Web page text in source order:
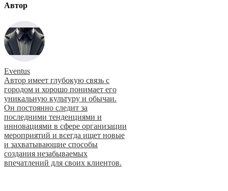
Автор
Eventus
Автор имеет глубокую связь с
городом и хорошо понимает его
уникальную культуру и обычаи.
Он постоянно следит за
последними тенденциями и
инновациями в сфере организации
мероприятий и всегда ищет новые
и захватывающие способы
создания незабываемых
впечатлений для своих клиентов.